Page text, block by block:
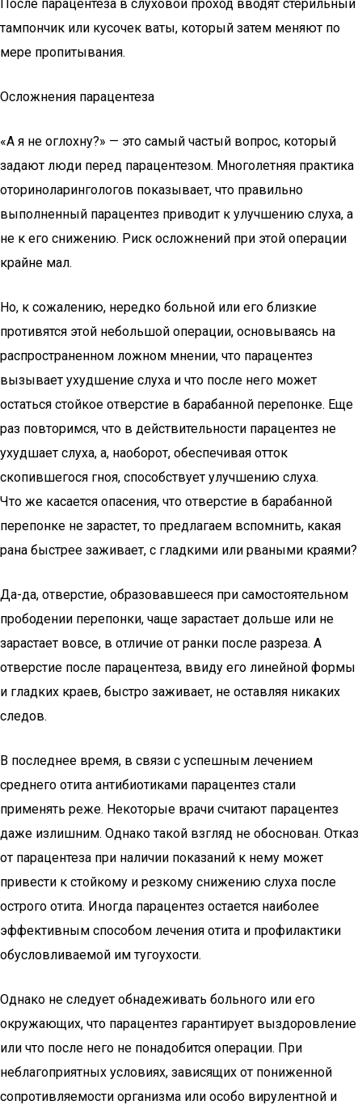
После парацентеза в слуховой проход вводят стерильный
тампончик или кусочек ваты, который затем меняют по
мере пропитывания.
Осложнения парацентеза
«А я не оглохну?» — это самый частый вопрос, который
задают люди перед парацентезом. Многолетняя практика
оториноларингологов показывает, что правильно
выполненный парацентез приводит к улучшению слуха, а
не к его снижению. Риск осложнений при этой операции
крайне мал.
Но, к сожалению, нередко больной или его близкие
противятся этой небольшой операции, основываясь на
распространенном ложном мнении, что парацентез
вызывает ухудшение слуха и что после него может
остаться стойкое отверстие в барабанной перепонке. Еще
раз повторимся, что в действительности парацентез не
ухудшает слуха, а, наоборот, обеспечивая отток
скопившегося гноя, способствует улучшению слуха.
Что же касается опасения, что отверстие в барабанной
перепонке не зарастет, то предлагаем вспомнить, какая
рана быстрее заживает, с гладкими или рваными краями?
Да-да, отверстие, образовавшееся при самостоятельном
прободении перепонки, чаще зарастает дольше или не
зарастает вовсе, в отличие от ранки после разреза. А
отверстие после парацентеза, ввиду его линейной формы
и гладких краев, быстро заживает, не оставляя никаких
следов.
В последнее время, в связи с успешным лечением
среднего отита антибиотиками парацентез стали
применять реже. Некоторые врачи считают парацентез
даже излишним. Однако такой взгляд не обоснован. Отказ
от парацентеза при наличии показаний к нему может
привести к стойкому и резкому снижению слуха после
острого отита. Иногда парацентез остается наиболее
эффективным способом лечения отита и профилактики
обусловливаемой им тугоухости.
Однако не следует обнадеживать больного или его
окружающих, что парацентез гарантирует выздоровление
или что после него не понадобится операции. При
неблагоприятных условиях, зависящих от пониженной
сопротивляемости организма или особо вирулентной и